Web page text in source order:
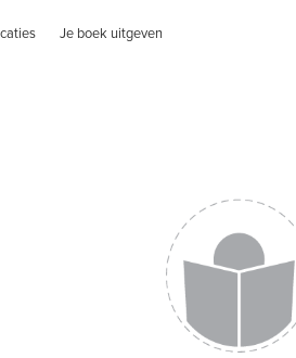
Je boek uitgeven